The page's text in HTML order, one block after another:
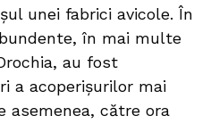
unei fabrici avicole. În
în mai multe
au fost
a acoperișurilor mai
asemenea, către ora